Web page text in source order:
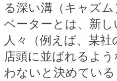
る深い溝（キャズ
ベーターとは、新
人々（例えば、某
店頭に並ばれるよ
わないと決めてい